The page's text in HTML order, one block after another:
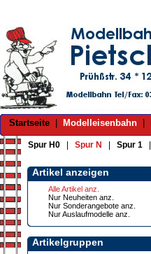
Startseite Modelleisenbahn
Spur H0 Spur N Spur 1
Artikel anzeigen
Alle Artikel anz.
Nur Neuheiten anz.
Nur Sonderangebote anz.
Nur Auslaufmodelle anz.
Artikelgruppen